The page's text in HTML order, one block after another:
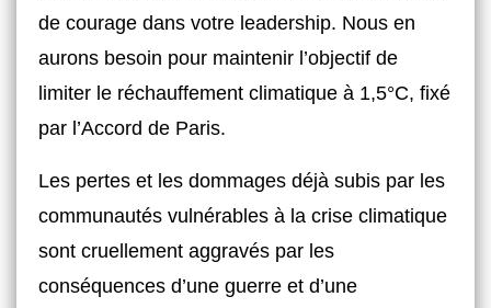
de courage dans votre leadership. Nous en
aurons besoin pour maintenir l’objectif de
limiter le réchauffement climatique à 1,5°C, fixé
par l’Accord de Paris.
Les pertes et les dommages déjà subis par les
communautés vulnérables à la crise climatique
sont cruellement aggravés par les
conséquences d’une guerre et d’une